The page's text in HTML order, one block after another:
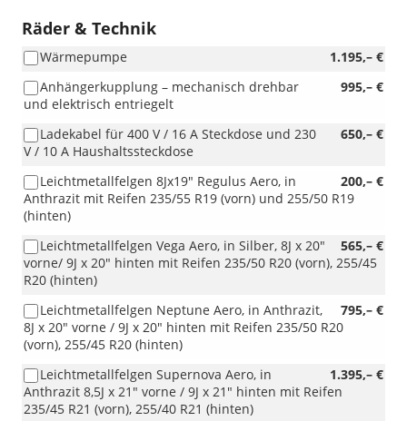
Räder & Technik
1.195,– €
Wärmepumpe
995,– €
Anhängerkupplung – mechanisch drehbar
und elektrisch entriegelt
650,– €
Ladekabel für 400 V / 16 A Steckdose und 230
V / 10 A Haushaltssteckdose
200,– €
Leichtmetallfelgen 8Jx19" Regulus Aero, in
Anthrazit mit Reifen 235/55 R19 (vorn) und 255/50 R19
(hinten)
565,– €
Leichtmetallfelgen Vega Aero, in Silber, 8J x 20"
vorne/ 9J x 20" hinten mit Reifen 235/50 R20 (vorn), 255/45
R20 (hinten)
795,– €
Leichtmetallfelgen Neptune Aero, in Anthrazit,
8J x 20" vorne / 9J x 20" hinten mit Reifen 235/50 R20
(vorn), 255/45 R20 (hinten)
1.395,– €
Leichtmetallfelgen Supernova Aero, in
Anthrazit 8,5J x 21" vorne / 9J x 21" hinten mit Reifen
235/45 R21 (vorn), 255/40 R21 (hinten)